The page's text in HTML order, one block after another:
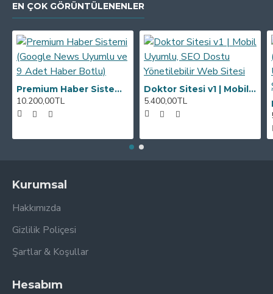
EN ÇOK GÖRÜNTÜLENENLER
Premium Haber Sistemi (Google News Uyumlu ve 9 Adet Haber Botlu)
10.200,00TL
Doktor Sitesi v1 | Mobil Uyumlu, SEO Dostu Yönetilebilir Web Sitesi
5.400,00TL
Kurumsal
Hakkımızda
Gizlilik Poliçesi
Şartlar & Koşullar
Hesabım